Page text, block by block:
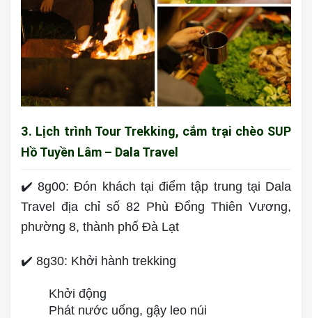
3. Lịch trình Tour Trekking, cắm trại chèo SUP
Hồ Tuyền Lâm – Dala Travel
✔️ 8g00: Đón khách tại điểm tập trung tại Dala
Travel địa chỉ số 82 Phù Đổng Thiên Vương,
phường 8, thành phố Đà Lạt
✔️ 8g30: Khởi hành trekking
Khởi động
Phát nước uống, gậy leo núi